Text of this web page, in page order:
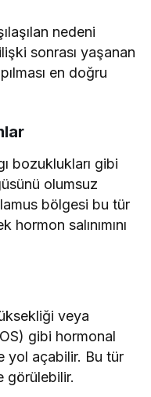
nedeni
sonrası yaşanan
en doğru
bozuklukları gibi
olumsuz
bölgesi bu tür
salınımını
veya
gibi hormonal
yol açabilir. Bu tür
görülebilir.